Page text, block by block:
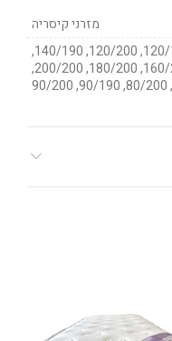
מזרני קיסריה
100/190, 100/200, 120/190, 120/200, 140/190,
140/200, 160/190, 160/200, 180/200, 200/200,